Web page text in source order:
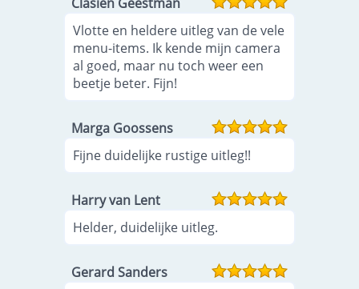
Vlotte en heldere uitleg van de vele
menu-items. Ik kende mijn camera
al goed, maar nu toch weer een
beetje beter. Fijn!
Marga Goossens
Fijne duidelijke rustige uitleg!!
Harry van Lent
Helder, duidelijke uitleg.
Gerard Sanders